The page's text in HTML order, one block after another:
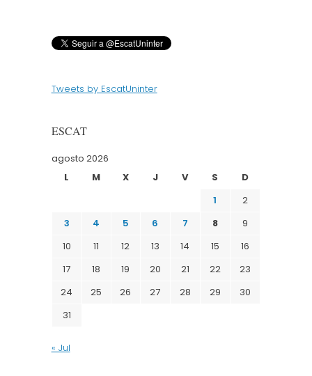
Tweets by EscatUninter
ESCAT
agosto 2026
L
M X J V S
D
1
2
3
4 5 6 7 8
9
10
11 12 13 14 15
16
17
18 19 20 21 22
23
24
25 26 27 28 29
30
31
« Jul